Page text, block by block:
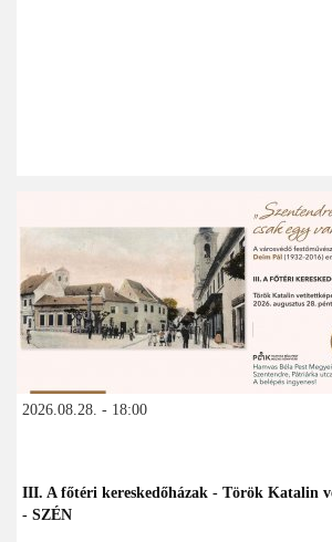
2026.08.28. - 18:00
III. A főtéri kereskedőházak - Török Katalin
- SZÉN